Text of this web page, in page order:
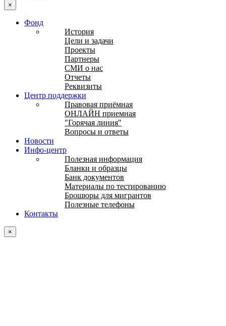
×
Фонд
История
Цели и задачи
Проекты
Партнеры
СМИ о нас
Отчеты
Реквизиты
Центр поддержки
Правовая приёмная
ОНЛАЙН приемная
"Горячая линия"
Вопросы и ответы
Новости
Инфо-центр
Полезная информация
Бланки и образцы
Банк документов
Материалы по тестированию
Брошюры для мигрантов
Полезные телефоны
Контакты
×